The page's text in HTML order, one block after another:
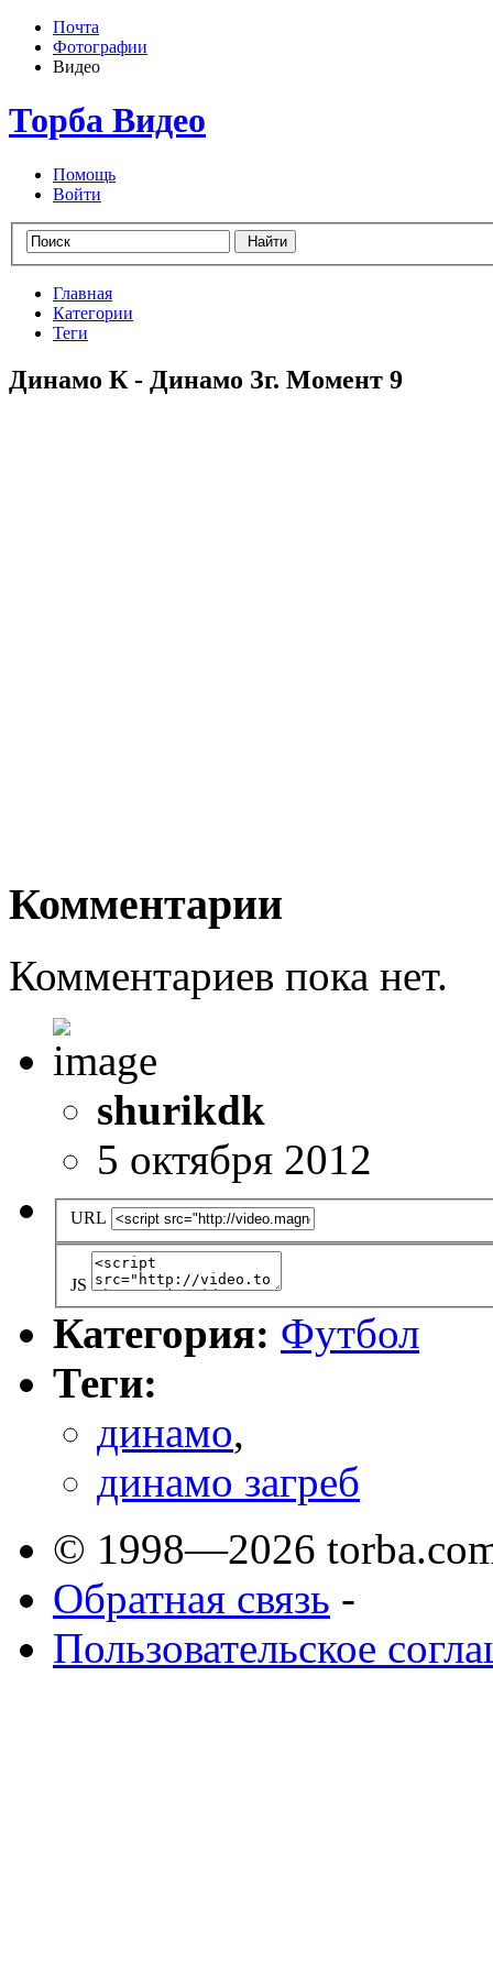
Почта
Фотографии
Видео
Торба Видео
Помощь
Войти
Главная
Категории
Теги
Динамо К - Динамо Зг. Момент 9
Комментарии
Комментариев пока нет.
shurikdk
5 октября 2012
URL
JS
Категория: Футбол
Теги:
динамо,
динамо загреб
© 1998—2026
Обратная связь -
Пользовательское